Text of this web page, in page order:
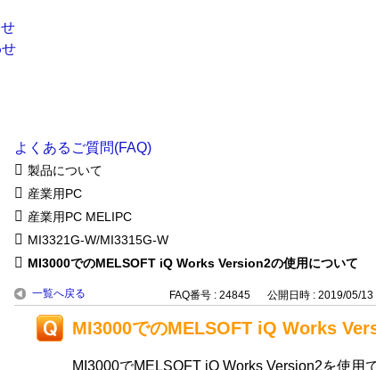
よくあるご質問(FAQ)
製品について
産業用PC
産業用PC MELIPC
MI3321G-W/MI3315G-W
MI3000でのMELSOFT iQ Works Version2の使用について
一覧へ戻る FAQ番号 : 24845 公開日時 : 2019/05/13
MI3000でのMELSOFT iQ Works
MI3000でMELSOFT iQ Works Version2を使用